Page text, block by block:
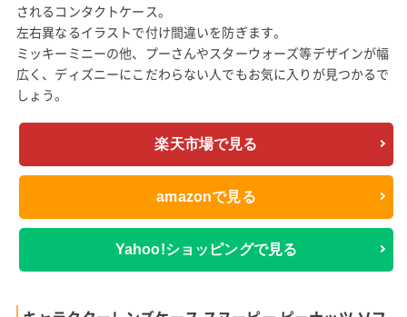
されるコンタクトケース。
左右異なるイラストで付け間違いを防ぎます。
ミッキーミニーの他、プーさんやスターウォーズ等デザインが幅
広く、ディズニーにこだわらない人でもお気に入りが見つかるで
しょう。
楽天市場で見る
amazonで見る
Yahoo!ショッピングで見る